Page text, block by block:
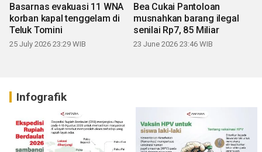
Basarnas evakuasi 11 WNA
korban kapal tenggelam di
Teluk Tomini
25 July 2026 23:29 WIB
Bea Cukai Pantoloan
musnahkan barang ilegal
senilai Rp7, 85 Miliar
23 June 2026 23:46 WIB
Infografik